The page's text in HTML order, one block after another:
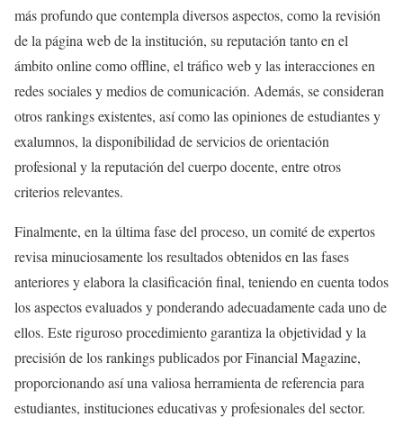
más profundo que contempla diversos aspectos, como la revisión
de la página web de la institución, su reputación tanto en el
ámbito online como offline, el tráfico web y las interacciones en
redes sociales y medios de comunicación. Además, se consideran
otros rankings existentes, así como las opiniones de estudiantes y
exalumnos, la disponibilidad de servicios de orientación
profesional y la reputación del cuerpo docente, entre otros
criterios relevantes.
Finalmente, en la última fase del proceso, un comité de expertos
revisa minuciosamente los resultados obtenidos en las fases
anteriores y elabora la clasificación final, teniendo en cuenta todos
los aspectos evaluados y ponderando adecuadamente cada uno de
ellos. Este riguroso procedimiento garantiza la objetividad y la
precisión de los rankings publicados por Financial Magazine,
proporcionando así una valiosa herramienta de referencia para
estudiantes, instituciones educativas y profesionales del sector.